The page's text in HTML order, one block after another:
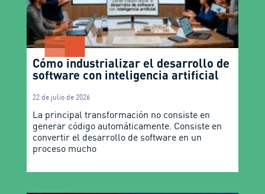
Cómo industrializar el desarrollo de
software con inteligencia artificial
22 de julio de 2026
La principal transformación no consiste en
generar código automáticamente. Consiste en
convertir el desarrollo de software en un
proceso mucho